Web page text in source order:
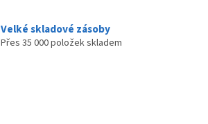
Velké skladové zásoby
Přes 35 000 položek skladem